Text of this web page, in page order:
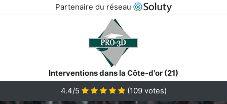
Partenaire du réseau
Interventions dans la Côte-d'or (21)
4.4/5
(109votes)